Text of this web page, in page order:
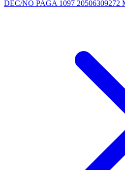
DEC/NO PAGA 1097